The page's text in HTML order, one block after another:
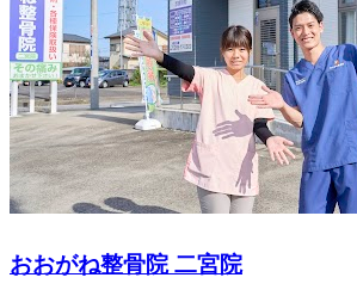
おおがね整骨院 二宮院